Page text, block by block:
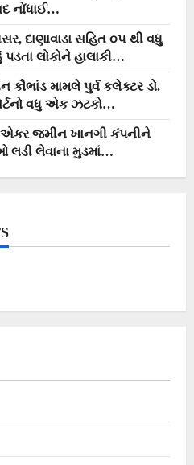
નોંધાઈ…
દાણાવાડા સહિત ૦૫ થી વધુ
લોકોને હાલાકી…
મામલે પુર્વ કલેક્ટર ડો.
વધુ એક ઝટકો…
એકર જમીન ખાનગી કંપનીને
લડી લેવાના મુડમાં…